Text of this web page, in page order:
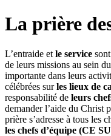
La prière
L’entraide et le service
de leurs missions au sein du
importante dans leurs
célébrées surles lieux de
responsabilité de leurs
demander l’aide du Christ
prière s’adresse à tous les
les chefs d’équipe (CE